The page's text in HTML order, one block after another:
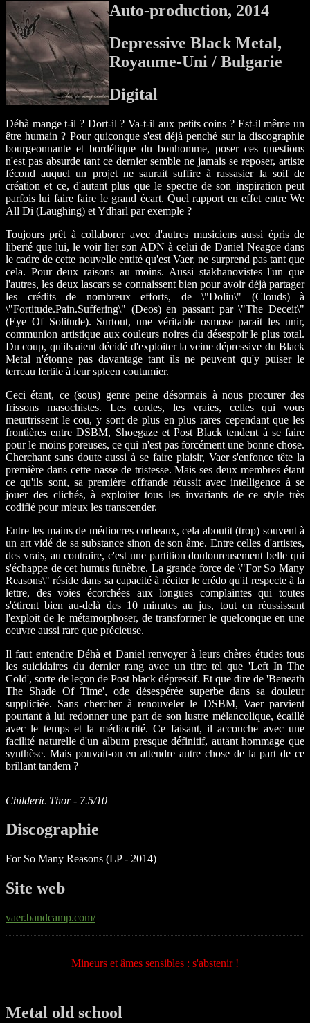
Auto-production, 2014
Depressive Black Metal,
Royaume-Uni / Bulgarie
Digital
Déhà mange t-il ? Dort-il ? Va-t-il aux petits coins ? Est-il même un
être humain ? Pour quiconque s'est déjà penché sur la discographie
bourgeonnante et bordélique du bonhomme, poser ces questions
n'est pas absurde tant ce dernier semble ne jamais se reposer, artiste
fécond auquel un projet ne saurait suffire à rassasier la soif de
création et ce, d'autant plus que le spectre de son inspiration peut
parfois lui faire faire le grand écart. Quel rapport en effet entre We
All Di (Laughing) et Ydharl par exemple ?
Toujours prêt à collaborer avec d'autres musiciens aussi épris de
liberté que lui, le voir lier son ADN à celui de Daniel Neagoe dans
le cadre de cette nouvelle entité qu'est Vaer, ne surprend pas tant que
cela. Pour deux raisons au moins. Aussi stakhanovistes l'un que
l'autres, les deux lascars se connaissent bien pour avoir déjà partager
les crédits de nombreux efforts, de \"Doliu\" (Clouds) à
\"Fortitude.Pain.Suffering\" (Deos) en passant par \"The Deceit\"
(Eye Of Solitude). Surtout, une véritable osmose parait les unir,
communion artistique aux couleurs noires du désespoir le plus total.
Du coup, qu'ils aient décidé d'exploiter la veine dépressive du Black
Metal n'étonne pas davantage tant ils ne peuvent qu'y puiser le
terreau fertile à leur spleen coutumier.
Ceci étant, ce (sous) genre peine désormais à nous procurer des
frissons masochistes. Les cordes, les vraies, celles qui vous
meurtrissent le cou, y sont de plus en plus rares cependant que les
frontières entre DSBM, Shoegaze et Post Black tendent à se faire
pour le moins poreuses, ce qui n'est pas forcément une bonne chose.
Cherchant sans doute aussi à se faire plaisir, Vaer s'enfonce tête la
première dans cette nasse de tristesse. Mais ses deux membres étant
ce qu'ils sont, sa première offrande réussit avec intelligence à se
jouer des clichés, à exploiter tous les invariants de ce style très
codifié pour mieux les transcender.
Entre les mains de médiocres corbeaux, cela aboutit (trop) souvent à
un art vidé de sa substance sinon de son âme. Entre celles d'artistes,
des vrais, au contraire, c'est une partition douloureusement belle qui
s'échappe de cet humus funèbre. La grande force de \"For So Many
Reasons\" réside dans sa capacité à réciter le crédo qu'il respecte à la
lettre, des voies écorchées aux longues complaintes qui toutes
s'étirent bien au-delà des 10 minutes au jus, tout en réussissant
l'exploit de le métamorphoser, de transformer le quelconque en une
oeuvre aussi rare que précieuse.
Il faut entendre Déhà et Daniel renvoyer à leurs chères études tous
les suicidaires du dernier rang avec un titre tel que 'Left In The
Cold', sorte de leçon de Post black dépressif. Et que dire de 'Beneath
The Shade Of Time', ode désespérée superbe dans sa douleur
suppliciée. Sans chercher à renouveler le DSBM, Vaer parvient
pourtant à lui redonner une part de son lustre mélancolique, écaillé
avec le temps et la médiocrité. Ce faisant, il accouche avec une
facilité naturelle d'un album presque définitif, autant hommage que
synthèse. Mais pouvait-on en attendre autre chose de la part de ce
brillant tandem ?
Childeric Thor - 7.5/10
Discographie
For So Many Reasons (LP - 2014)
Site web
vaer.bandcamp.com/
Mineurs et âmes sensibles : s'abstenir !
Metal old school